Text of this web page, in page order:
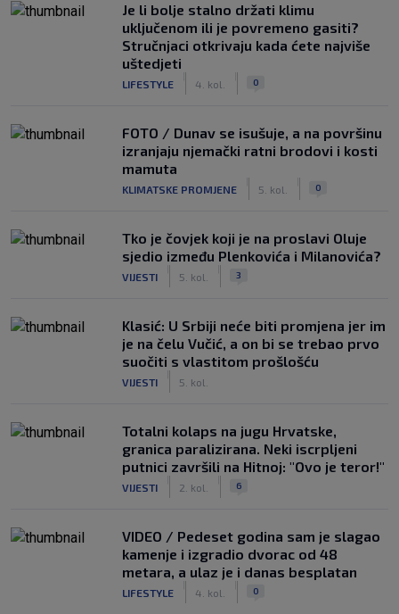
Je li bolje stalno držati klimu
uključenom ili je povremeno gasiti?
Stručnjaci otkrivaju kada ćete najviše
uštedjeti
LIFESTYLE 4. kol. 0
FOTO / Dunav se isušuje, a na površinu
izranjaju njemački ratni brodovi i kosti
mamuta
KLIMATSKE PROMJENE 5. kol. 0
Tko je čovjek koji je na proslavi Oluje
sjedio između Plenkovića i Milanovića?
VIJESTI 5. kol. 3
Klasić: U Srbiji neće biti promjena jer im
je na čelu Vučić, a on bi se trebao prvo
suočiti s vlastitom prošlošću
VIJESTI 5. kol.
Totalni kolaps na jugu Hrvatske,
granica paralizirana. Neki iscrpljeni
putnici završili na Hitnoj: "Ovo je teror!"
VIJESTI 2. kol. 6
VIDEO / Pedeset godina sam je slagao
kamenje i izgradio dvorac od 48
metara, a ulaz je i danas besplatan
LIFESTYLE 4. kol. 0